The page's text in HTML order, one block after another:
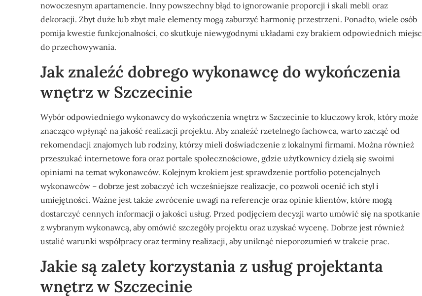
nowoczesnym apartamencie. Inny powszechny błąd to ignorowanie proporcji i skali mebli oraz
dekoracji. Zbyt duże lub zbyt małe elementy mogą zaburzyć harmonię przestrzeni. Ponadto, wiele osób
pomija kwestie funkcjonalności, co skutkuje niewygodnymi układami czy brakiem odpowiednich miejsc
do przechowywania.
Jak znaleźć dobrego wykonawcę do wykończenia
wnętrz w Szczecinie
Wybór odpowiedniego wykonawcy do wykończenia wnętrz w Szczecinie to kluczowy krok, który może
znacząco wpłynąć na jakość realizacji projektu. Aby znaleźć rzetelnego fachowca, warto zacząć od
rekomendacji znajomych lub rodziny, którzy mieli doświadczenie z lokalnymi firmami. Można również
przeszukać internetowe fora oraz portale społecznościowe, gdzie użytkownicy dzielą się swoimi
opiniami na temat wykonawców. Kolejnym krokiem jest sprawdzenie portfolio potencjalnych
wykonawców – dobrze jest zobaczyć ich wcześniejsze realizacje, co pozwoli ocenić ich styl i
umiejętności. Ważne jest także zwrócenie uwagi na referencje oraz opinie klientów, które mogą
dostarczyć cennych informacji o jakości usług. Przed podjęciem decyzji warto umówić się na spotkanie
z wybranym wykonawcą, aby omówić szczegóły projektu oraz uzyskać wycenę. Dobrze jest również
ustalić warunki współpracy oraz terminy realizacji, aby uniknąć nieporozumień w trakcie prac.
Jakie są zalety korzystania z usług projektanta
wnętrz w Szczecinie